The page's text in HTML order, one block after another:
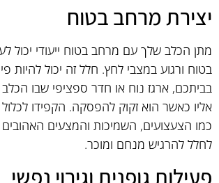
יצירת מרחב בטוח
מתן הכלב שלך עם מרחב בטוח ייעודי יכול
בטוח ורגוע במצבי לחץ. חלל זה יכול להיות
בביתכם, ארגז נוח או חדר ספציפי שבו
אליו כאשר הוא זקוק להפסקה. הקפידו
כמו הצעצועים, השמיכות והמצעים האהובים
לחלל להרגיש מנחם ומוכר.
פעילות גופנית וגירוי נפשי